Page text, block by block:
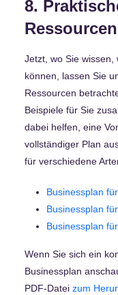
8.
Ressourcen
Jetzt, wo Sie wissen,
können, lassen Sie
Ressourcen
Beispiele für Sie
dabei helfen, eine
vollständiger Plan
für verschiedene
Businessplan
Businessplan
Businessplan
Wenn Sie sich ein
Businessplan
PDF-Datei zum